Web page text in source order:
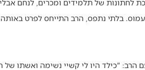
לחתונות של תלמידים ומכרים, לנחם
בלתי נתפס, הרב התייחס לפרט באותה
הרב: "כילד היו לי קשיי נשימה ואשתו